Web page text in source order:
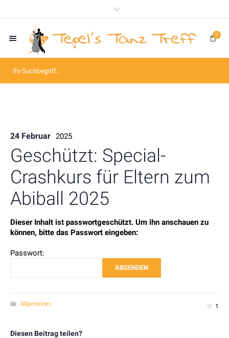
0
24 Februar 2025
Geschützt: Special-
Crashkurs für Eltern zum
Abiball 2025
Dieser Inhalt ist passwortgeschützt. Um ihn anschauen zu
können, bitte das Passwort eingeben:
Passwort:
1
Allgemeines
Diesen Beitrag teilen?